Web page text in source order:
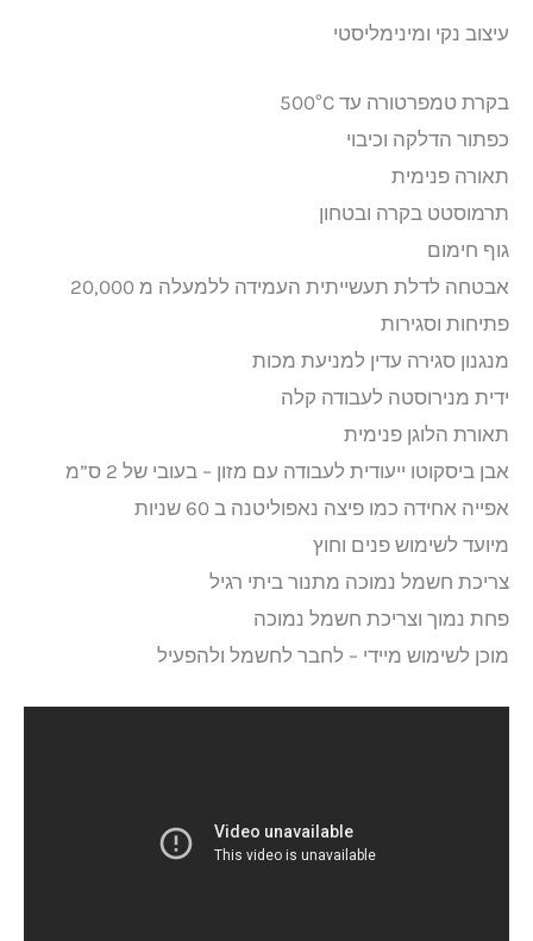
עיצוב נקי ומינימליסטי
בקרת טמפרטורה עד 500°C
כפתור הדלקה וכיבוי
תאורה פנימית
תרמוסטט בקרה ובטחון
גוף חימום
אבטחה לדלת תעשייתית העמידה ללמעלה מ 20,000
פתיחות וסגירות
מנגנון סגירה עדין למניעת מכות
ידית מנירוסטה לעבודה קלה
תאורת הלוגן פנימית
אבן ביסקוטו ייעודית לעבודה עם מזון – בעובי של 2 ס”מ
אפייה אחידה כמו פיצה נאפוליטנה ב 60 שניות
מיועד לשימוש פנים וחוץ
צריכת חשמל נמוכה מתנור ביתי רגיל
פחת נמוך וצריכת חשמל נמוכה
מוכן לשימוש מיידי – לחבר לחשמל ולהפעיל